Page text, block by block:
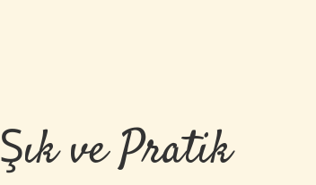
Şık ve Pratik